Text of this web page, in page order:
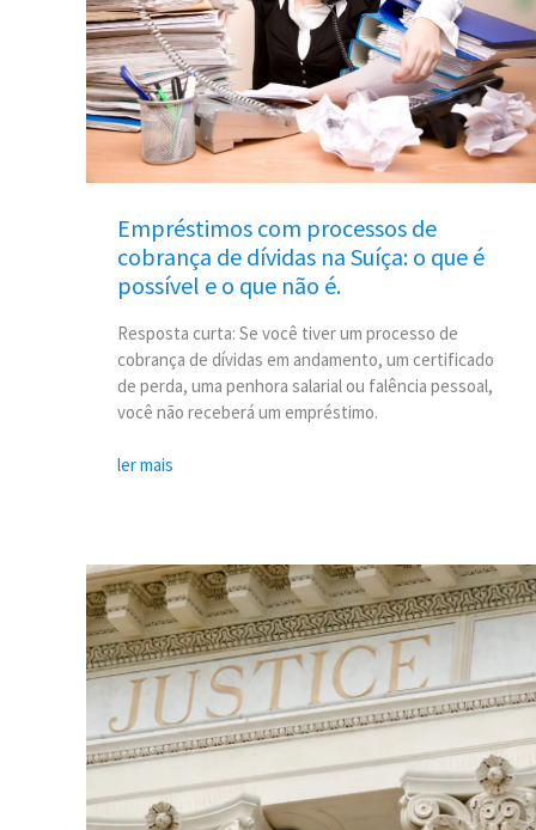
Empréstimos com processos de
cobrança de dívidas na Suíça: o que é
possível e o que não é.
Resposta curta: Se você tiver um processo de
cobrança de dívidas em andamento, um certificado
de perda, uma penhora salarial ou falência pessoal,
você não receberá um empréstimo.
cobrança
de
dívidas
na
Suíça:
o
que
possível
e
o
não
é.
ler mais
A
Lei
dos
créditos
de
pequeno
montante
na
Suíça